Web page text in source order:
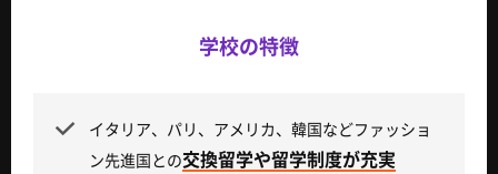
学校の特徴
イタリア、パリ、アメリカ、韓国などファッショ
ン先進国との交換留学や留学制度が充実